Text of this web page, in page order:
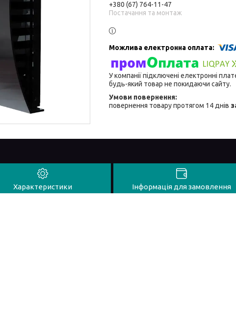
+380 (67) 764-11-47
Постачання та монтаж
У компанії підключені електронні
будь-який товар не покидаючи сайту.
повернення товару протягом 14 днів
Характеристики Інформація для замовлення